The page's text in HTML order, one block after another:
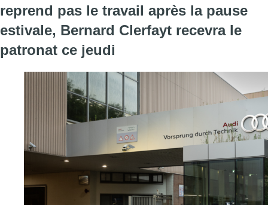
reprend pas le travail après la pause
estivale, Bernard Clerfayt recevra le
patronat ce jeudi